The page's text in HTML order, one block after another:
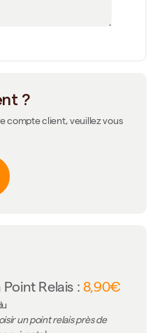
?
compte client, veuillez vous
Relais : 8,90€
un point relais près de